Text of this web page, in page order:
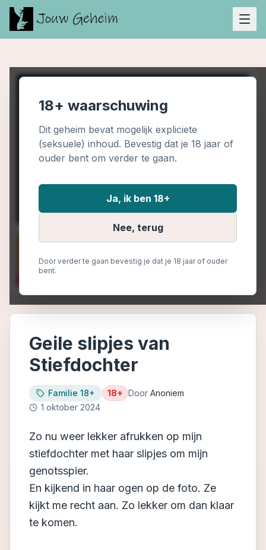
18+ waarschuwing
Dit geheim bevat mogelijk expliciete
(seksuele) inhoud. Bevestig dat je 18 jaar of
ouder bent om verder te gaan.
Ja, ik ben 18+
Nee, terug
Door verder te gaan bevestig je dat je 18 jaar of ouder
bent.
Geile slipjes van
Stiefdochter
Familie 18+ 18+ Door Anoniem
1 oktober 2024
Zo nu weer lekker afrukken op mijn
stiefdochter met haar slipjes om mijn
genotsspier.
En kijkend in haar ogen op de foto. Ze
kijkt me recht aan. Zo lekker om dan klaar
te komen.